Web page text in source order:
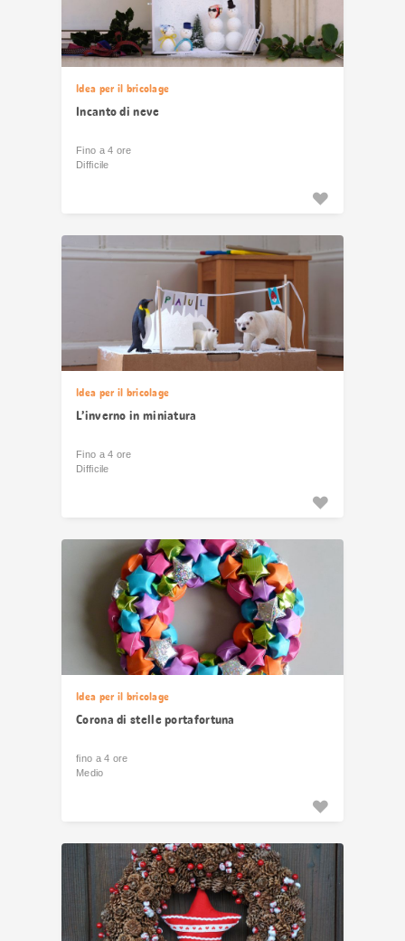
Idea per il bricolage
Incanto di neve
Fino a 4 ore
Difficile
Idea per il bricolage
L’inverno in miniatura
Fino a 4 ore
Difficile
Idea per il bricolage
Corona di stelle portafortuna
fino a 4 ore
Medio